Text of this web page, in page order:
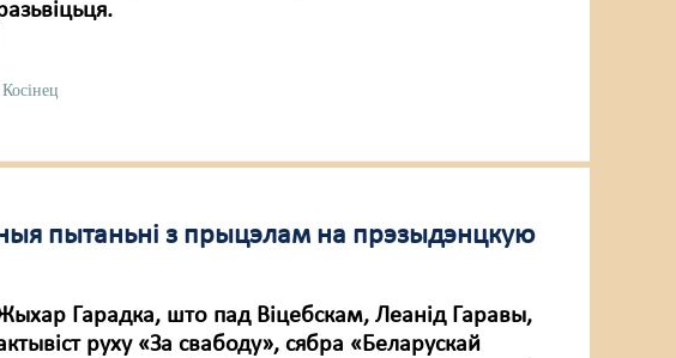
пытаньні з прыцэлам на прэзыдэнцкую
Гарадка, што пад Віцебскам, Леанід Гаравы,
руху «За свабоду», сябра «Беларускай